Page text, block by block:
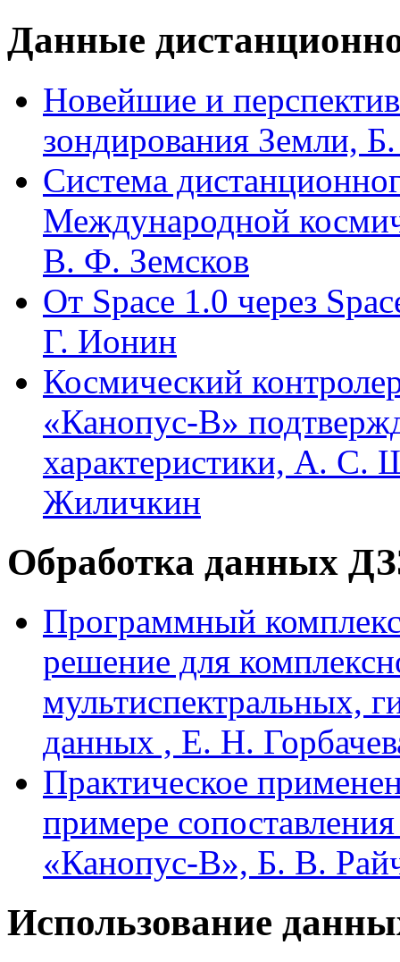
Данные
Новейшие и
зондирования Земли,
Система
Международной
В. Ф. Земсков
От Space 1.0 через
Г. Ионин
Космический
«Канопус-В»
характеристики, А. С.
Жиличкин
Обработка данных
Программный
решение для
мультиспектральных,
данных , Е. Н.
Практическое
примере
«Канопус-В», Б. В.
Использование